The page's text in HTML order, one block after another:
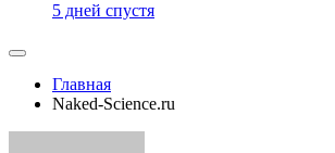
5 дней спустя
Главная
Naked-Science.ru